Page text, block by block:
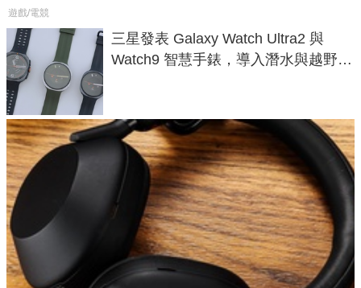
遊戲/電競
三星發表 Galaxy Watch Ultra2 與
Watch9 智慧手錶，導入潛水與越野跑